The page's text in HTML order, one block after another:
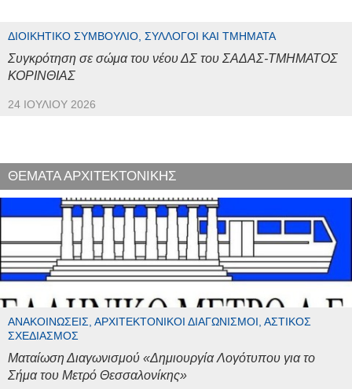
ΔΙΟΙΚΗΤΙΚΌ ΣΥΜΒΟΎΛΙΟ, ΣΎΛΛΟΓΟΙ ΚΑΙ ΤΜΉΜΑΤΑ
Συγκρότηση σε σώμα του νέου ΔΣ του ΣΑΔΑΣ-ΤΜΗΜΑΤΟΣ
ΚΟΡΙΝΘΙΑΣ
24 ΙΟΥΛΊΟΥ 2026
ΘΕΜΑΤΑ ΑΡΧΙΤΕΚΤΟΝΙΚΗΣ
ΑΝΑΚΟΙΝΏΣΕΙΣ, ΑΡΧΙΤΕΚΤΟΝΙΚΟΊ ΔΙΑΓΩΝΙΣΜΟΊ, ΑΣΤΙΚΌΣ
ΣΧΕΔΙΑΣΜΌΣ
Ματαίωση Διαγωνισμού «Δημιουργία Λογότυπου για το
Σήμα του Μετρό Θεσσαλονίκης»